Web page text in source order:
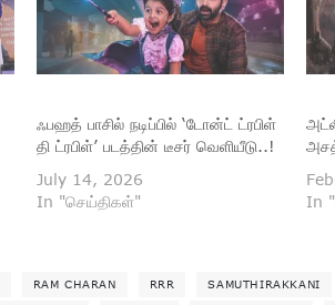
ஃபஹத் பாசில் நடிப்பில் ‘டோன்ட் ட்ரபிள்
தி ட்ரபிள்’ படத்தின் டீசர் வெளியீடு..!
July 14, 2026
In "செய்திகள்"
In
RAM CHARAN RRR SAMUTHIRAKKANI